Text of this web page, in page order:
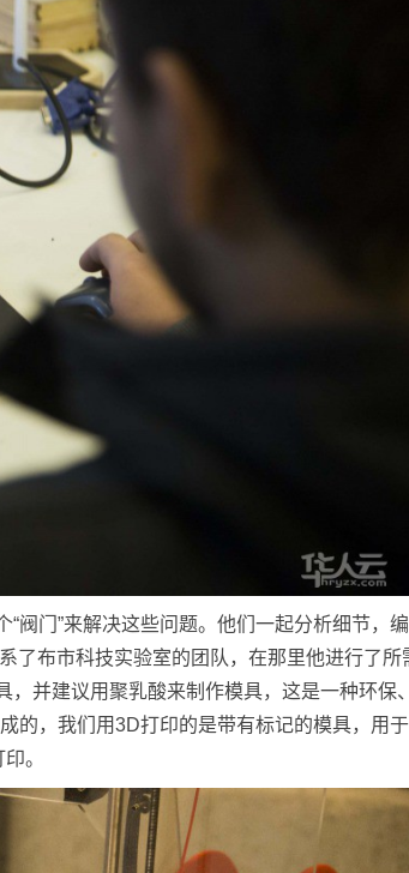
阀门”来解决这些问题。他们一起分析细节，
了布市科技实验室的团队，在那里他进行了所
，并建议用聚乳酸来制作模具，这是一种环保
的，我们用3D打印的是带有标记的模具，用
。